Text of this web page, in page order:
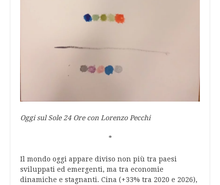
Oggi sul Sole 24 Ore con Lorenzo Pecchi
*
Il mondo oggi appare diviso non più tra paesi
sviluppati ed emergenti, ma tra economie
dinamiche e stagnanti. Cina (+33% tra 2020 e 2026),